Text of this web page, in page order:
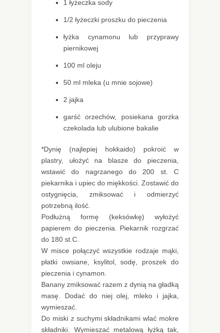
1 łyżeczka sody
1/2 łyżeczki proszku do pieczenia
łyżka cynamonu lub przyprawy
piernikowej
100 ml oleju
50 ml mleka (u mnie sojowe)
2 jajka
garść orzechów, posiekana gorzka
czekolada lub ulubione bakalie
*Dynię (najlepiej hokkaido) pokroić w
plastry, ułożyć na blasze do pieczenia,
wstawić do nagrzanego do 200 st. C
piekarnika i upiec do miękkości. Zostawić do
ostygnięcia, zmiksować i odmierzyć
potrzebną ilość.
Podłużną formę (keksówkę) wyłożyć
papierem do pieczenia. Piekarnik rozgrzać
do 180 st.C.
W misce połączyć wszystkie rodzaje mąki,
płatki owsiane, ksylitol, sodę, proszek do
pieczenia i cynamon.
Banany zmiksować razem z dynią na gładką
masę. Dodać do niej olej, mleko i jajka,
wymieszać.
Do miski z suchymi składnikami wlać mokre
składniki. Wymieszać metalową łyżką tak,